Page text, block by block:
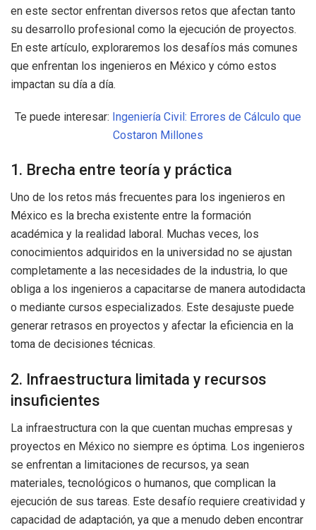
en este sector enfrentan diversos retos que afectan tanto
su desarrollo profesional como la ejecución de proyectos.
En este artículo, exploraremos los desafíos más comunes
que enfrentan los ingenieros en México y cómo estos
impactan su día a día.
Te puede interesar: Ingeniería Civil: Errores de Cálculo que
Costaron Millones
1. Brecha entre teoría y práctica
Uno de los retos más frecuentes para los ingenieros en
México es la brecha existente entre la formación
académica y la realidad laboral. Muchas veces, los
conocimientos adquiridos en la universidad no se ajustan
completamente a las necesidades de la industria, lo que
obliga a los ingenieros a capacitarse de manera autodidacta
o mediante cursos especializados. Este desajuste puede
generar retrasos en proyectos y afectar la eficiencia en la
toma de decisiones técnicas.
2. Infraestructura limitada y recursos
insuficientes
La infraestructura con la que cuentan muchas empresas y
proyectos en México no siempre es óptima. Los ingenieros
se enfrentan a limitaciones de recursos, ya sean
materiales, tecnológicos o humanos, que complican la
ejecución de sus tareas. Este desafío requiere creatividad y
capacidad de adaptación, ya que a menudo deben encontrar